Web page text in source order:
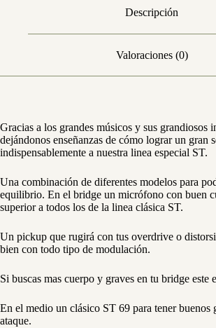
Descripción
Valoraciones (0)
Gracias a los grandes músicos y sus grandiosos
dejándonos enseñanzas de cómo lograr un gran
indispensablemente a nuestra linea especial ST.
Una combinación de diferentes modelos para
equilibrio. En el bridge un micrófono con buen
superior a todos los de la linea clásica ST.
Un pickup que rugirá con tus overdrive o
bien con todo tipo de modulación.
Si buscas mas cuerpo y graves en tu bridge este
En el medio un clásico ST 69 para tener buenos
ataque.